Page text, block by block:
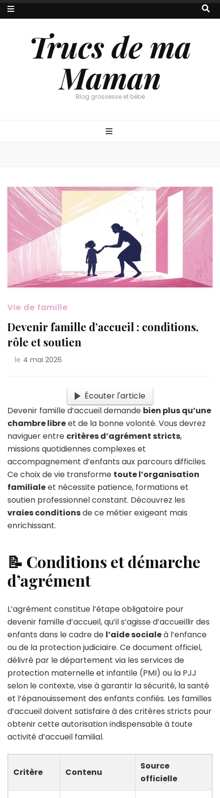
Trucs de ma
Maman
Blog grossesse et bébé
Vie de famille
Devenir famille d’accueil : conditions,
rôle et soutien
le 4 mai 2026
Écouter l'article
Devenir famille d’accueil demande bien plus qu’une
chambre libreet de la bonne volonté. Vous devrez
naviguer entre critères d’agrément stricts,
missions quotidiennes complexes et
accompagnement d’enfants aux parcours difficiles.
Ce choix de vie transforme toute l’organisation
familialeet nécessite patience, formations et
soutien professionnel constant. Découvrez les
vraies conditionsde ce métier exigeant mais
enrichissant.
📝 Conditions et démarche
d’agrément
L’agrément constitue l’étape obligatoire pour
devenir famille d’accueil, qu’il s’agisse d’accueillir des
enfants dans le cadre de l’aide socialeà l’enfance
ou de la protection judiciaire. Ce document officiel,
délivré par le département via les services de
protection maternelle et infantile (PMI) ou la PJJ
selon le contexte, vise à garantir la sécurité, la santé
et l’épanouissement des enfants confiés. Les familles
d’accueil doivent satisfaire à des critères stricts pour
obtenir cette autorisation indispensable à toute
activité d’accueil familial.
Critère Contenu
Source
officielle